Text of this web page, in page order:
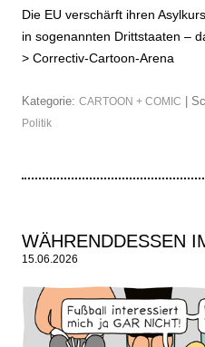
Die EU verschärft ihren
in sogenannten Drittstaaten –
> Correctiv-Cartoon-Arena
Kategorie: CARTOON + COMIC |
Politik
WÄHRENDDESSEN
15.06.2026